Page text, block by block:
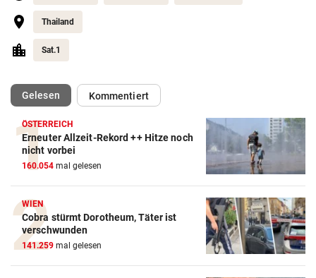
Thailand
Sat.1
Gelesen(ausgewählt)Kommentiert
ÖSTERREICH
Erneuter Allzeit-Rekord ++ Hitze noch
nicht vorbei
160.054 mal gelesen
WIEN
Cobra stürmt Dorotheum, Täter ist
verschwunden
141.259 mal gelesen